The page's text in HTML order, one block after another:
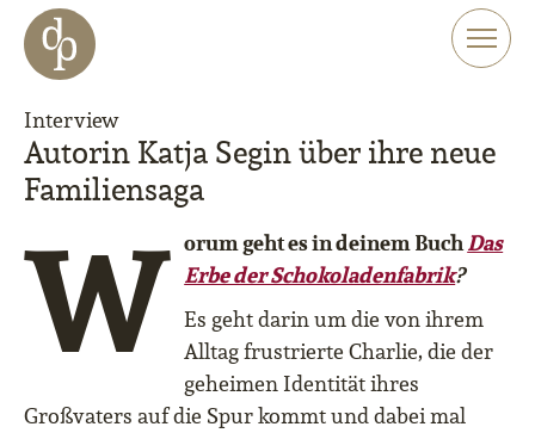
Zum Haupt-Inhalt springen
Zur Navigation springen
Zur Website-Suche springen
Interview
Autorin Katja Segin über ihre neue
Familiensaga
W orum geht es in deinem BuchDas
Erbe der Schokoladenfabrik?
Es geht darin um die von ihrem
Alltag frustrierte Charlie, die der
geheimen Identität ihres
Großvaters auf die Spur kommt und dabei mal